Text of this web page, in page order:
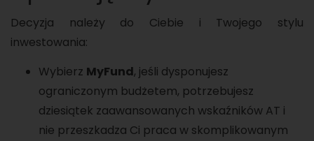
Decyzja należy do Ciebie i Twojego stylu
inwestowania:
Wybierz MyFund, jeśli dysponujesz
ograniczonym budżetem, potrzebujesz
dziesiątek zaawansowanych wskaźników AT i
nie przeszkadza Ci praca w skomplikowanym